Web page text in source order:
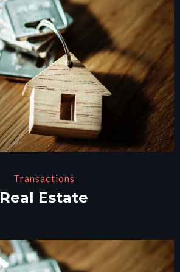
Transactions
Real Estate